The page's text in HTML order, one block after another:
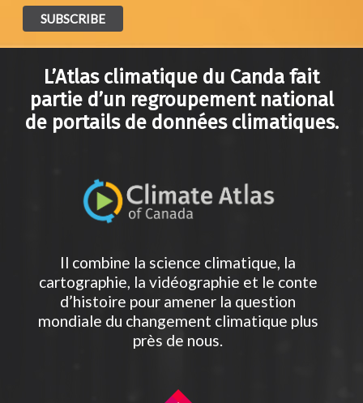
L’Atlas climatique du Canda fait
partie d’un regroupement national
de portails de données climatiques.
Il combine la science climatique, la
cartographie, la vidéographie et le conte
d’histoire pour amener la question
mondiale du changement climatique plus
près de nous.